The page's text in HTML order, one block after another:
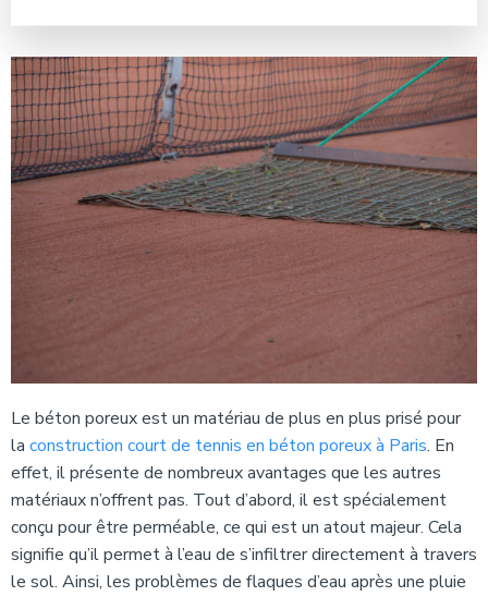
Le béton poreux est un matériau de plus en plus prisé pour
la construction court de tennis en béton poreux à Paris. En
effet, il présente de nombreux avantages que les autres
matériaux n’offrent pas. Tout d’abord, il est spécialement
conçu pour être perméable, ce qui est un atout majeur. Cela
signifie qu’il permet à l’eau de s’infiltrer directement à travers
le sol. Ainsi, les problèmes de flaques d’eau après une pluie